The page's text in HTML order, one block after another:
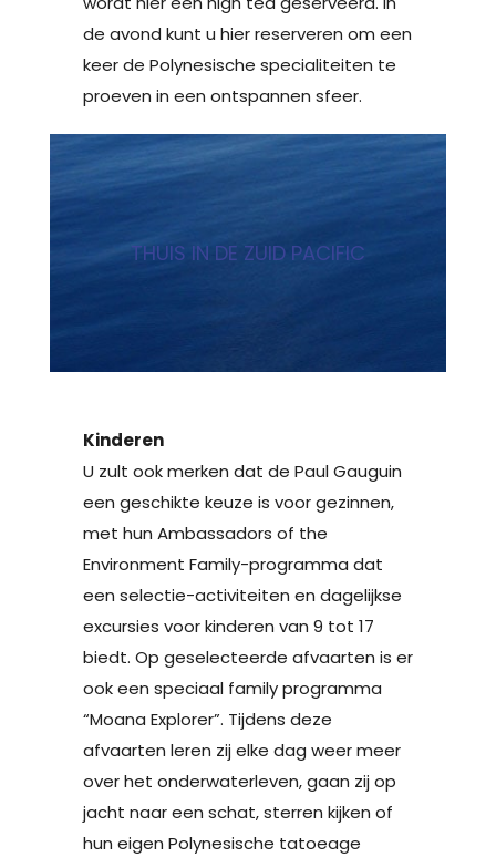
de avond kunt u hier reserveren om een
keer de Polynesische specialiteiten te
proeven in een ontspannen sfeer.
THUIS IN DE ZUID PACIFIC
Kinderen
U zult ook merken dat de Paul Gauguin
een geschikte keuze is voor gezinnen,
met hun Ambassadors of the
Environment Family-programma dat
een selectie-activiteiten en dagelijkse
excursies voor kinderen van 9 tot 17
biedt. Op geselecteerde afvaarten is er
ook een speciaal family programma
“Moana Explorer”. Tijdens deze
afvaarten leren zij elke dag weer meer
over het onderwaterleven, gaan zij op
jacht naar een schat, sterren kijken of
hun eigen Polynesische tatoeage